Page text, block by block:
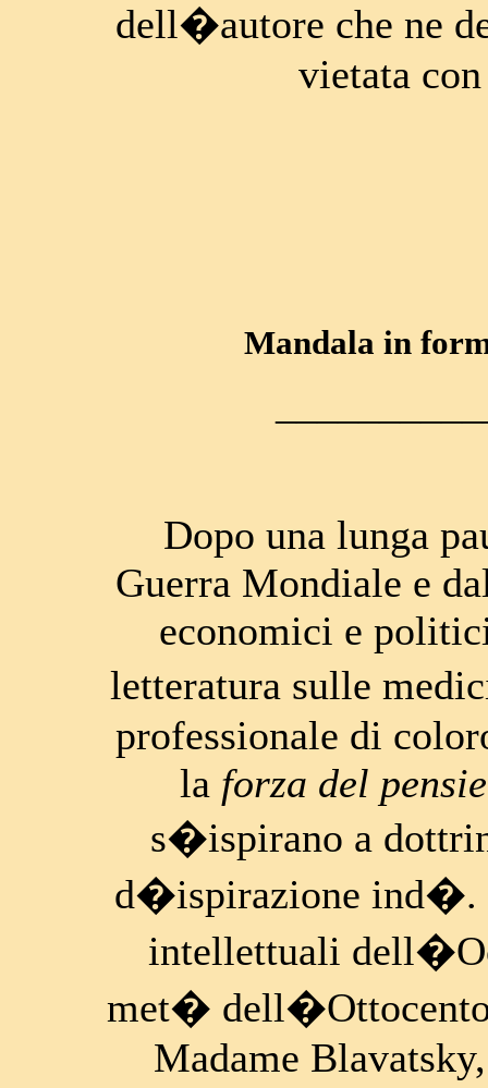
dell�autore che ne
vietata
Mandala in
Dopo una lunga
Guerra Mondiale e
economici e
letteratura sulle
professionale di
la forza del
s�ispirano a
d�ispirazione ind�.
intellettuali
met�
Madame